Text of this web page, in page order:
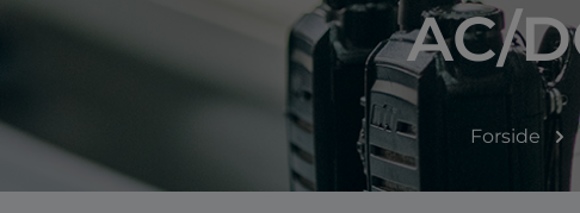
AC/
Forside